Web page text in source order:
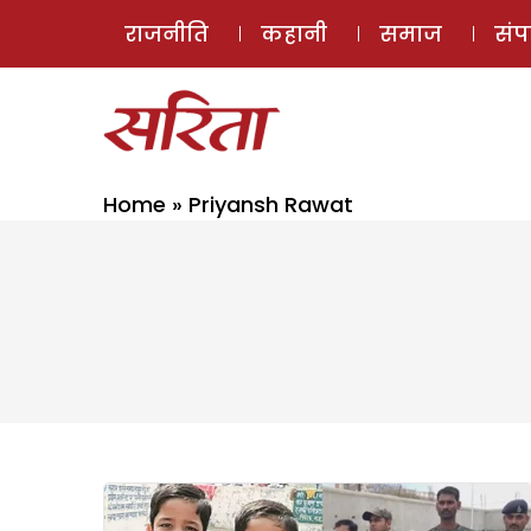
राजनीति कहानी समाज
Home » Priyansh Rawat